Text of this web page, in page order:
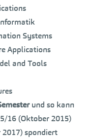
Systems
Applications
and Tools
und so kann
16 (Oktober 2015)
spondiert